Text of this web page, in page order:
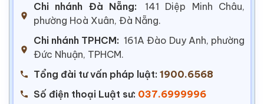
Chi nhánh Đà Nẵng:
141 Diệp Minh Châu,
phường Hoà Xuân, Đà Nẵng.
Chi nhánh TPHCM: 161A Đào Duy Anh, phường
Đức Nhuận, TPHCM.
Tổng đài tư vấn pháp luật: 1900.6568
Số điện thoại Luật sư: 037.6999996